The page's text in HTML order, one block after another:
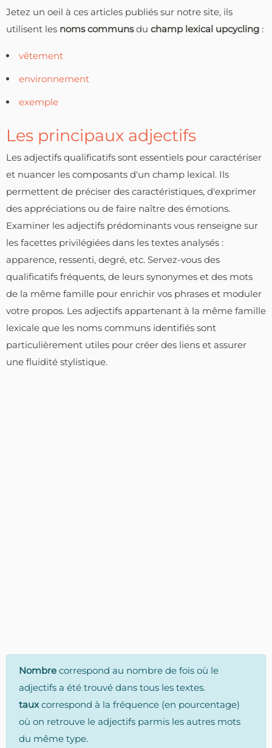
Jetez un oeil à ces articles publiés sur notre site, ils
utilisent les noms communsdu champ lexical upcycling :
vêtement
environnement
exemple
Les principaux adjectifs
Les adjectifs qualificatifs sont essentiels pour caractériser
et nuancer les composants d'un champ lexical. Ils
permettent de préciser des caractéristiques, d'exprimer
des appréciations ou de faire naître des émotions.
Examiner les adjectifs prédominants vous renseigne sur
les facettes privilégiées dans les textes analysés :
apparence, ressenti, degré, etc. Servez-vous des
qualificatifs fréquents, de leurs synonymes et des mots
de la même famille pour enrichir vos phrases et moduler
votre propos. Les adjectifs appartenant à la même famille
lexicale que les noms communs identifiés sont
particulièrement utiles pour créer des liens et assurer
une fluidité stylistique.
Nombre correspond au nombre de fois où le
adjectifs a été trouvé dans tous les textes.
tauxcorrespond à la fréquence (en pourcentage)
où on retrouve le adjectifs parmis les autres mots
du même type.